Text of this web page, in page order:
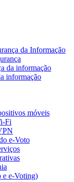
da Informação
da informação
informação
móveis
Fi
e-Voto
e e-Voting)